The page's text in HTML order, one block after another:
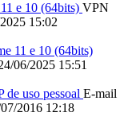
e 10 (64bits) VPN
15:02
11 e 10 (64bits)
06/2025 15:51
uso pessoal E-mail
2016 12:18